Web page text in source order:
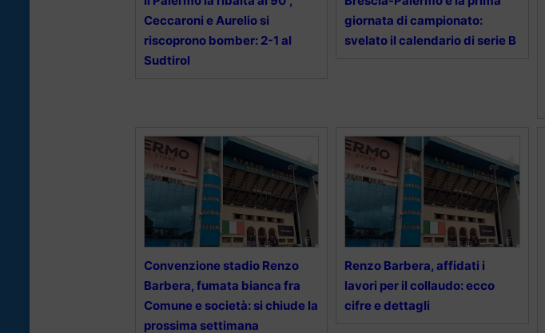
Ceccaroni e Aurelio si
riscoprono bomber: 2-1 al
Sudtirol
giornata di campionato:
svelato il calendario di serie B
Convenzione stadio Renzo
Barbera, fumata bianca fra
Comune e società: si chiude la
prossima settimana
Renzo Barbera, affidati i
lavori per il collaudo: ecco
cifre e dettagli